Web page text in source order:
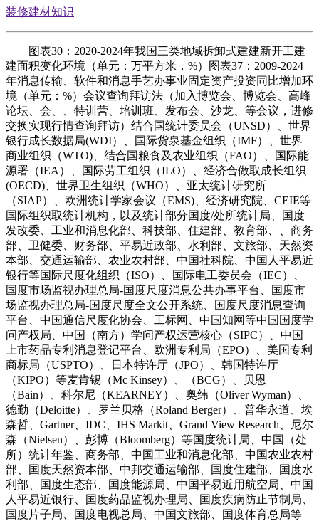
装修建材知识
图表30：2020-2024年我国三类地域拆卸式建建新开工建
建面积变化环境（单元：万平方米，%）图表37：2009-2024
年消息传输、软件和消息手艺办事业固定资产投资同比增加环
境（单元：%）会议查询拜访法（加入博览会、博览会、高峰
论坛、会、、特训营、培训班、发布会、沙龙、等会议，进修
交换实现行情查询拜访）结合国统计委员会（UNSD）、世界
银行成长数据局(WDI）、国际货泉基金组织（IMF）、世界
商业组织（WTO)、结合国粮食及农业组织（FAO）、国际能
源署（IEA）、国际劳工组织（ILO）、经济合做取成长组织
(OECD)、世界卫生组织（WHO）、亚太统计研究所
（SIAP）、欧洲统计学家会议（EMS)、经济研究院、CEIE等
国际组织取统计机构，以及统计部分国度/处所统计局、国度
发改委、工业和消息化部、科技部、住建部、教育部、、商务
部、卫健委、财务部、平易近政部、水利部、文旅部、天然资
本部、交通运输部、农业农村部、中国社科院、中国人平易近
银行等国际尺度化组织（ISO）、国际电工委员会（IEC）、
国度市场监视办理总局-国度尺度消息公共办事平台、国度市
场监视办理总局-国度尺度全文公开系统、国度尺度消息查询
平台、中国通信尺度化协会、工标网、中国知网等中国国度学
问产权局、中国（南方）学问产权运营核心（SIPC）、中国
上市药品专利消息登记平台、欧洲专利局（EPO）、美国专利
商标局（USPTO）、日本特许厅（JPO）、韩国特许厅
（KIPO）等麦肯锡（Mc Kinsey）、（BCG）、贝恩
（Bain）、科尔尼（KEARNEY）、奥纬（Oliver Wyman）、
德勤（Deloitte）、罗兰贝格（Roland Berger）、普华永道、埃
森哲、Gartner、IDC、IHS Markit、Grand View Research、尼尔
森（Nielsen）、彭博（Bloomberg）等国度统计局、中国（处
所）统计年鉴、商务部、中国工业和消息化部、中国农业农村
部、国度天然资本部、中邦交通运输部、国度住建部、国度水
利部、国度生态部、国度能源局、中国平易近用航空局、中国
人平易近银行、国度药品监视办理局、国度疾病防止节制局、
国度片子局、国度电视总局、中国文旅部、国度体育总局等